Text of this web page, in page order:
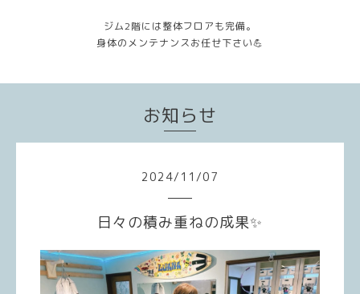
ジム2階には整体フロアも完備。
身体のメンテナンスお任せ下さい💪
お知らせ
2024/ 11 /07
日々の積み重ねの成果✨